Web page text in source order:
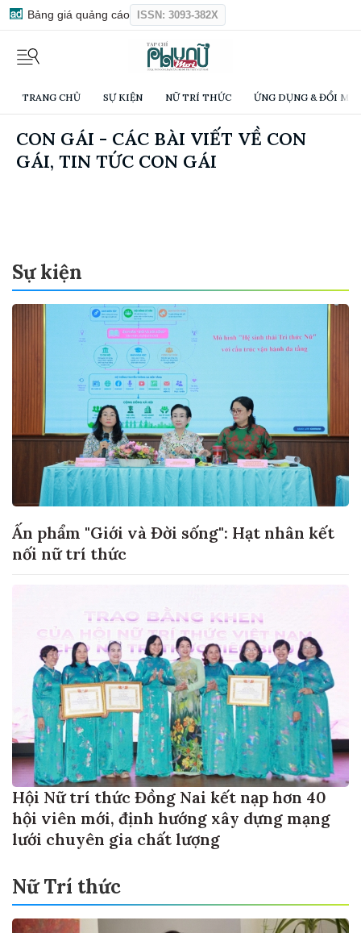
Bảng giá quảng cáo ISSN: 3093-382X
TRANG CHỦ SỰ KIỆN NỮ TRÍ THỨC ỨNG DỤNG & ĐỔI
CON GÁI - CÁC BÀI VIẾT VỀ CON
GÁI, TIN TỨC CON GÁI
Sự kiện
Ấn phẩm "Giới và Đời sống": Hạt nhân kết
nối nữ trí thức
Hội Nữ trí thức Đồng Nai kết nạp hơn 40
hội viên mới, định hướng xây dựng mạng
lưới chuyên gia chất lượng
Nữ Trí thức